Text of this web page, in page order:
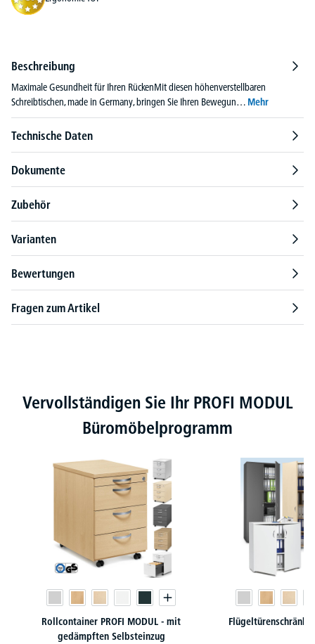
Beschreibung
Maximale Gesundheit für Ihren RückenMit diesen höhenverstellbaren
Schreibtischen, made in Germany, bringen Sie Ihren Bewegun… Mehr
Technische Daten
Dokumente
Zubehör
Varianten
Bewertungen
Fragen zum Artikel
Produktgalerie überspringen
Vervollständigen Sie Ihr PROFI MODUL
Büromöbelprogramm
Rollcontainer PROFI MODUL - mit
gedämpften Selbsteinzug
Flügeltürenschränke